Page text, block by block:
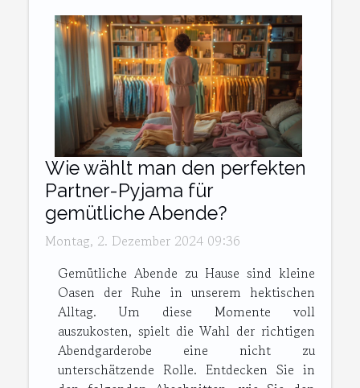
Wie wählt man den perfekten
Partner-Pyjama für
gemütliche Abende?
Montag, 2. Dezember 2024 09:36
Gemütliche Abende zu Hause sind kleine
Oasen der Ruhe in unserem hektischen
Alltag. Um diese Momente voll
auszukosten, spielt die Wahl der richtigen
Abendgarderobe eine nicht zu
unterschätzende Rolle. Entdecken Sie in